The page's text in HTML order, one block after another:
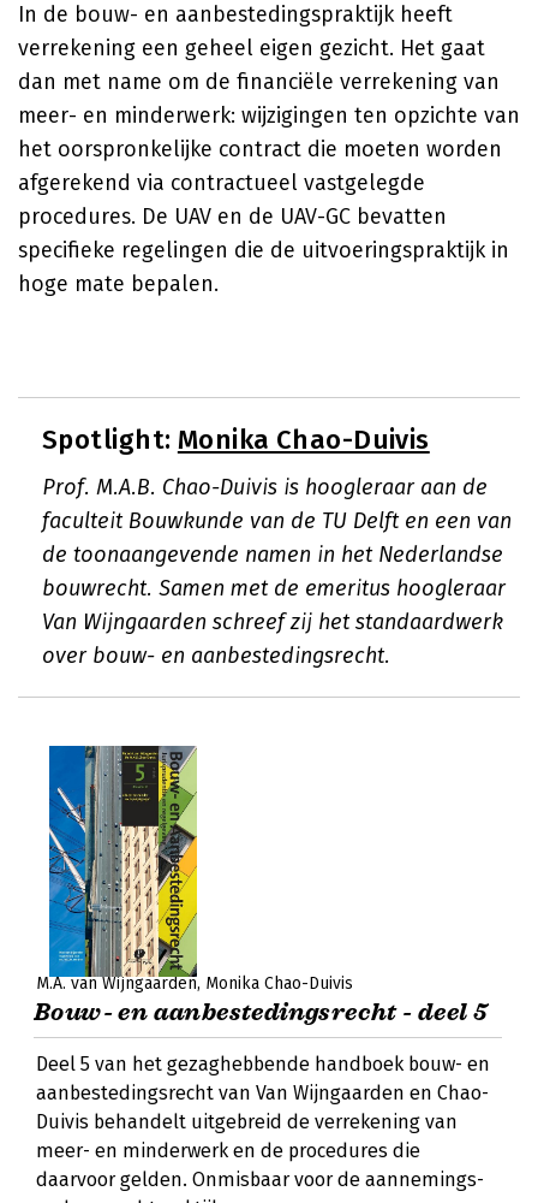
In de bouw- en aanbestedingspraktijk heeft
verrekening een geheel eigen gezicht. Het gaat
dan met name om de financiële verrekening van
meer- en minderwerk: wijzigingen ten opzichte van
het oorspronkelijke contract die moeten worden
afgerekend via contractueel vastgelegde
procedures. De UAV en de UAV-GC bevatten
specifieke regelingen die de uitvoeringspraktijk in
hoge mate bepalen.
Spotlight: Monika Chao-Duivis
Prof. M.A.B. Chao-Duivis is hoogleraar aan de
faculteit Bouwkunde van de TU Delft en een van
de toonaangevende namen in het Nederlandse
bouwrecht. Samen met de emeritus hoogleraar
Van Wijngaarden schreef zij het standaardwerk
over bouw- en aanbestedingsrecht.
M.A. van Wijngaarden Monika Chao-Duivis
Bouw- en aanbestedingsrecht - deel 5
Deel 5 van het gezaghebbende handboek bouw- en
aanbestedingsrecht van Van Wijngaarden en Chao-
Duivis behandelt uitgebreid de verrekening van
meer- en minderwerk en de procedures die
daarvoor gelden. Onmisbaar voor de aannemings-